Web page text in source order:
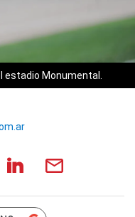
estadio Monumental.